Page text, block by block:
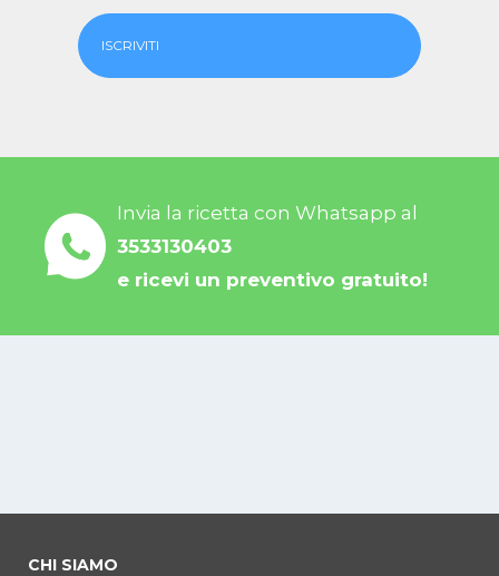
ISCRIVITI
Invia la ricetta con Whatsapp al
3533130403
e ricevi un preventivo gratuito!
CHI SIAMO